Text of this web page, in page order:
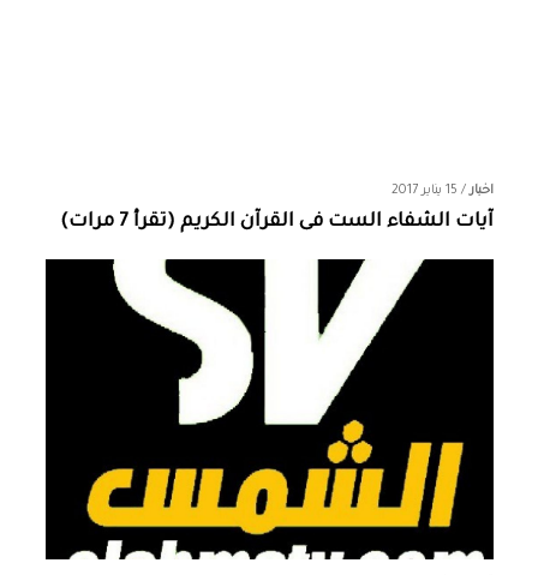
اخبار/ 15 يناير 2017
آيات الشفاء الست فى القرآن الكريم (تقرأ 7 مرات)